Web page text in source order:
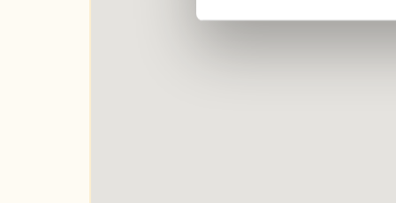
onderwaterlandschap, zeer typerend voor